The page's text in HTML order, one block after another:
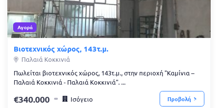
Αγορά
Βιοτεχνικός χώρος, 143τ.μ.
Παλαιά Κοκκινιά
Πωλείται βιοτεχνικός χώρος, 143τ.μ., στην περιοχή "Καμίνια –
Παλαιά Κοκκινιά - Παλαιά Κοκκινιά". ...
340.000 Ισόγειο Προβολή